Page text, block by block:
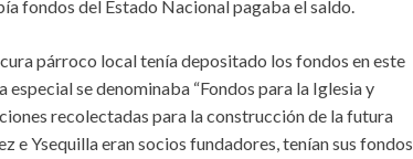
fondos del Estado Nacional pagaba el saldo.
párroco local tenía depositado los fondos en este
se denominaba “Fondos para la Iglesia y
recolectadas para la construcción de la futura
e Ysequilla eran socios fundadores, tenían sus fondos